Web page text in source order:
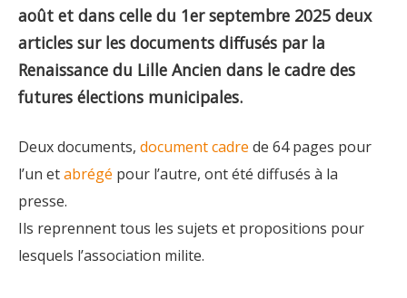
août et dans celle du 1er septembre 2025 deux
articles sur les documents diffusés par la
Renaissance du Lille Ancien dans le cadre des
futures élections municipales.
Deux documents, document cadre de 64 pages pour
l’un etabrégé pour l’autre, ont été diffusés à la
presse.
Ils reprennent tous les sujets et propositions pour
lesquels l’association milite.